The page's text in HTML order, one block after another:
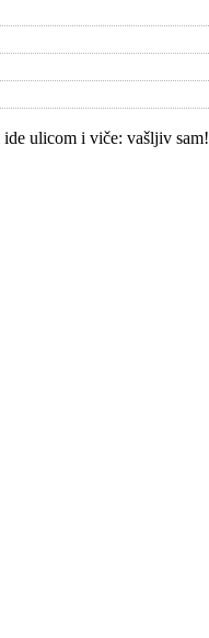
ulicom i viče: vašljiv sam!